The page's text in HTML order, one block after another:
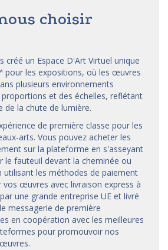
choisir
créé un Espace D'Art Virtuel unique
pour les expositions, où les œuvres
plusieurs environnements
et des échelles, reflétant
de la chute de lumière.
de première classe pour les
arts. Vous pouvez acheter les
sur la plateforme en s'asseyant
le fauteuil devant la cheminée ou
utilisant les méthodes de paiement
vos œuvres avec livraison express à
une grande entreprise UE et livré
messagerie de première
en coopération avec les meilleures
pour promouvoir nos